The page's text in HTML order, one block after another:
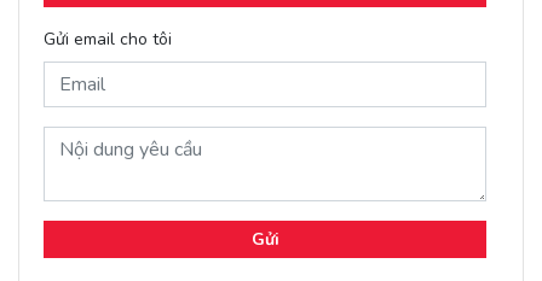
Gửi email cho tôi
Gửi